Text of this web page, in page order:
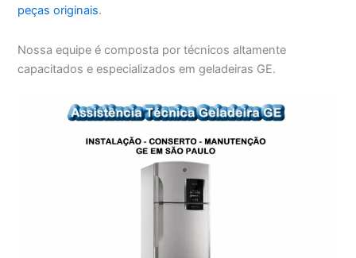
peças originais.
Nossa equipe é composta por técnicos altamente
capacitados e especializados em geladeiras GE.